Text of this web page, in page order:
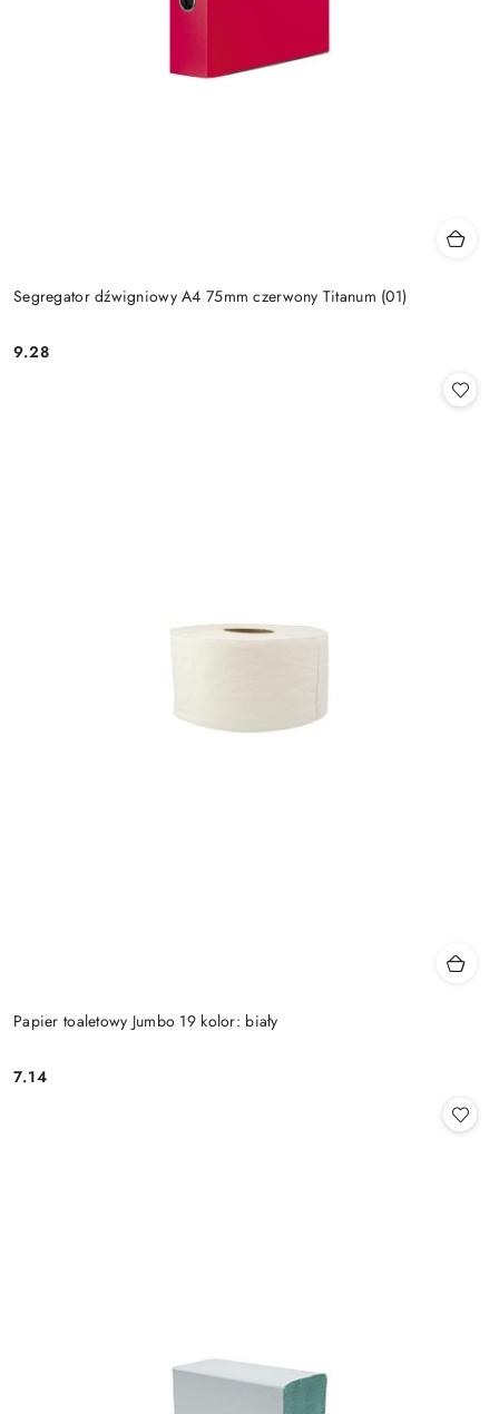
Segregator dźwigniowy A4 75mm czerwony Titanum (01)
Cena:
9.28
Papier toaletowy Jumbo 19 kolor: biały
Cena:
7.14